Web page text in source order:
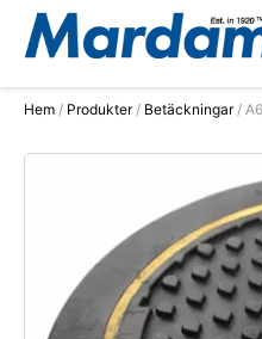
Hem / Produkter/ Betäckningar/